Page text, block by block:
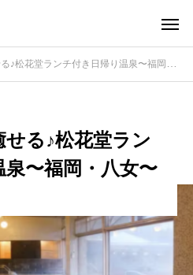
花堂ランチ付き日帰り温泉〜福岡・八女〜
る♪松花堂ラン
〜福岡・八女〜